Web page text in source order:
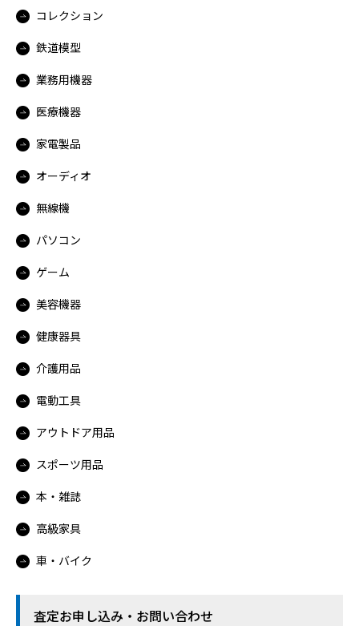
コレクション
鉄道模型
業務用機器
医療機器
家電製品
オーディオ
無線機
パソコン
ゲーム
美容機器
健康器具
介護用品
電動工具
アウトドア用品
スポーツ用品
本・雑誌
高級家具
車・バイク
査定お申し込み・お問い合わせ